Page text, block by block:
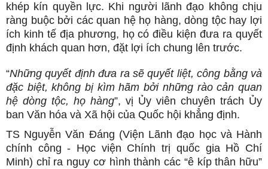
khép kín quyền lực. Khi người lãnh đạo không chịu
ràng buộc bởi các quan hệ họ hàng, dòng tộc hay lợi
ích kinh tế địa phương, họ có điều kiện đưa ra quyết
định khách quan hơn, đặt lợi ích chung lên trước.
“Những quyết định đưa ra sẽ quyết liệt, công bằng và
đặc biệt, không bị kìm hãm bởi những rào cản quan
hệ dòng tộc, họ hàng”, vị Ủy viên chuyên trách Ủy
ban Văn hóa và Xã hội của Quốc hội khẳng định.
TS Nguyễn Văn Đáng (Viện Lãnh đạo học và Hành
chính công - Học viện Chính trị quốc gia Hồ Chí
Minh) chỉ ra nguy cơ hình thành các “ê kíp thân hữu”